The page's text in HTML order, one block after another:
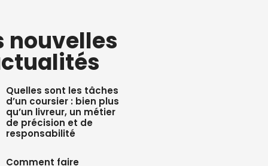
nouvelles
Quelles sont les tâches
d’un coursier : bien plus
qu’un livreur, un métier
de précision et de
responsabilité
Comment faire